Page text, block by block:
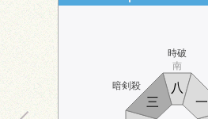
暗剣殺
時破
南
一
三
八